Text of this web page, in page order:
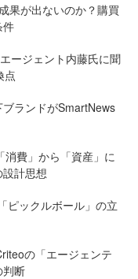
果が出ないのか？購買
件
ージェント内藤氏に聞
点
ランドがSmartNews
費」から「資産」に
計思想
ピックルボール」の立
の「エージェンテ
判断